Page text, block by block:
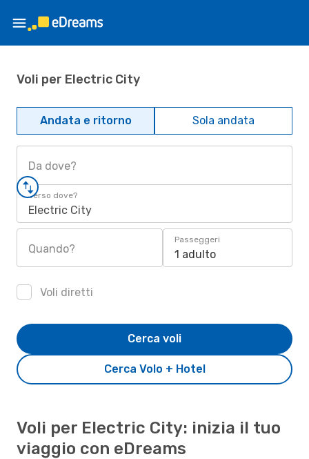
Voli per Electric City
Andata e ritorno Sola andata
Da dove?
Verso dove?
Electric City
Quando?
Passeggeri
1 adulto
Voli diretti
Cerca Volo + Hotel
Cerca voli
Voli per Electric City: inizia il tuo
viaggio con eDreams